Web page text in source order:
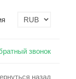
звонок
назад